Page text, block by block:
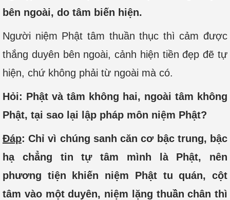
bên ngoài, do tâm biến hiện.
Người niệm Phật tâm thuần thục thì cảm được
thắng duyên bên ngoài, cảnh hiện tiền đẹp đẽ tự
hiện, chứ không phải từ ngoài mà có.
Hỏi: Phật và tâm không hai, ngoài tâm không
Phật, tại sao lại lập pháp môn niệm Phật?
Đáp: Chỉ vì chúng sanh căn cơ bậc trung, bậc
hạ chẳng tin tự tâm mình là Phật, nên
phương tiện khiến niệm Phật tu quán, cột
tâm vào một duyên, niệm lặng thuần chân thì